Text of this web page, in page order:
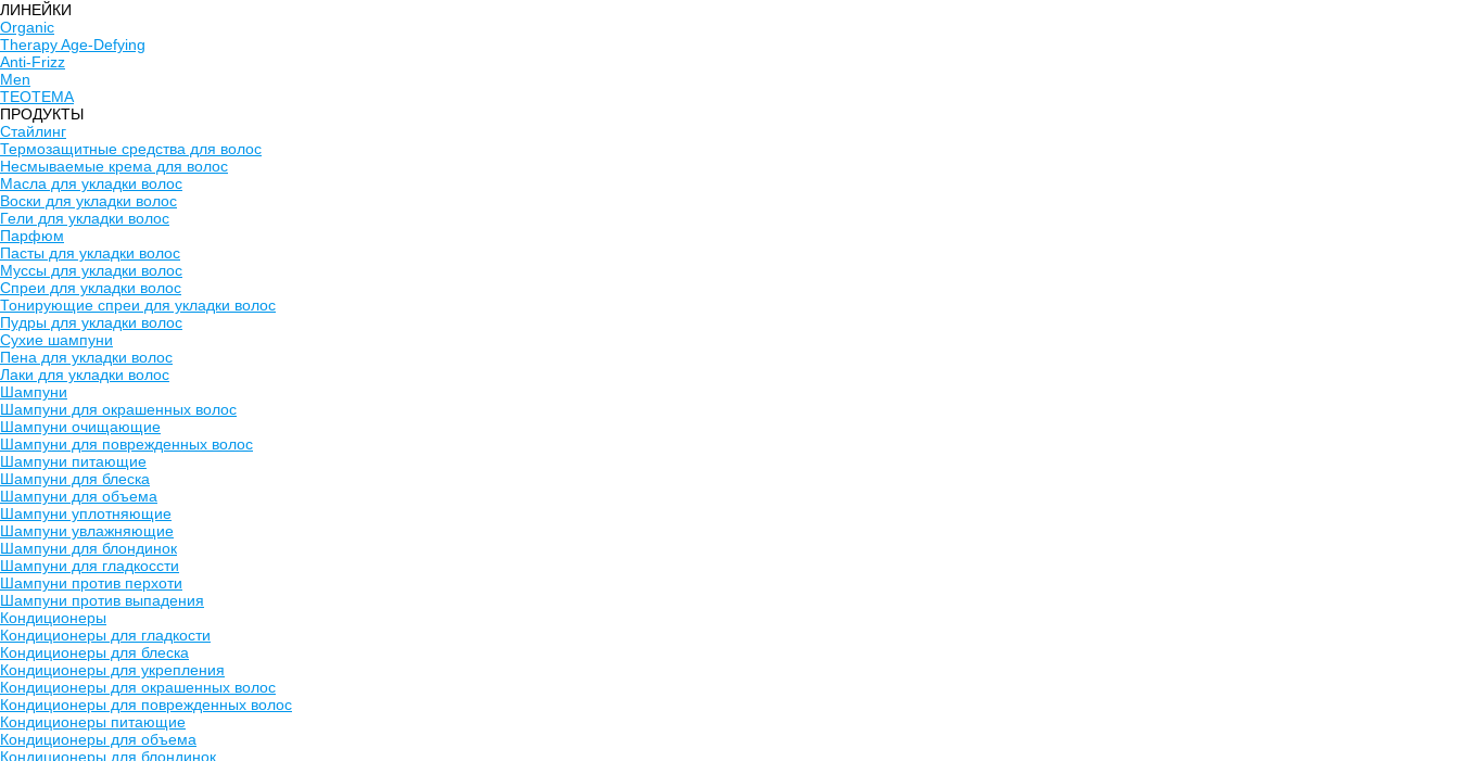
ЛИНЕЙКИ
Organic
Therapy Age-Defying
Anti-Frizz
Men
TEOTEMA
ПРОДУКТЫ
Стайлинг
Термозащитные средства для волос
Несмываемые крема для волос
Масла для укладки волос
Воски для укладки волос
Гели для укладки волос
Парфюм
Пасты для укладки волос
Муссы для укладки волос
Спреи для укладки волос
Тонирующие спреи для укладки волос
Пудры для укладки волос
Сухие шампуни
Пена для укладки волос
Лаки для укладки волос
Шампуни
Шампуни для окрашенных волос
Шампуни очищающие
Шампуни для поврежденных волос
Шампуни питающие
Шампуни для блеска
Шампуни для объема
Шампуни уплотняющие
Шампуни увлажняющие
Шампуни для блондинок
Шампуни для гладкоссти
Шампуни против перхоти
Шампуни против выпадения
Кондиционеры
Кондиционеры для гладкости
Кондиционеры для блеска
Кондиционеры для укрепления
Кондиционеры для окрашенных волос
Кондиционеры для поврежденных волос
Кондиционеры питающие
Кондиционеры для объема
Кондиционеры для блондинок